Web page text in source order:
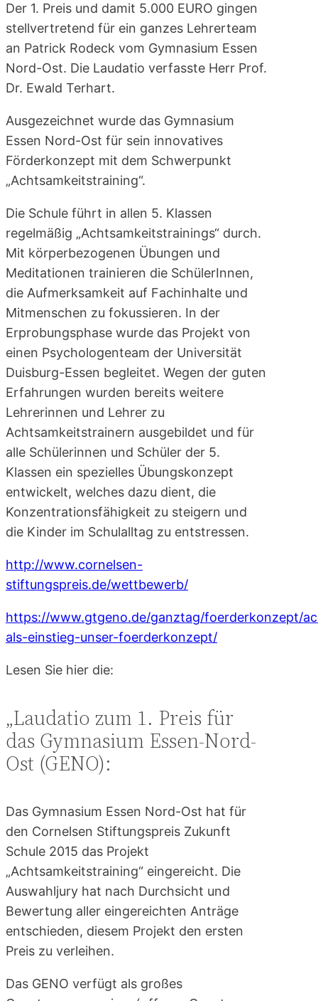
Der 1. Preis und damit 5.000 EURO gingen
stellvertretend für ein ganzes Lehrerteam
an Patrick Rodeck vom Gymnasium Essen
Nord-Ost. Die Laudatio verfasste Herr Prof.
Dr. Ewald Terhart.
Ausgezeichnet wurde das Gymnasium
Essen Nord-Ost für sein innovatives
Förderkonzept mit dem Schwerpunkt
„Achtsamkeitstraining“.
Die Schule führt in allen 5. Klassen
regelmäßig „Achtsamkeitstrainings“ durch.
Mit körperbezogenen Übungen und
Meditationen trainieren die SchülerInnen,
die Aufmerksamkeit auf Fachinhalte und
Mitmenschen zu fokussieren. In der
Erprobungsphase wurde das Projekt von
einen Psychologenteam der Universität
Duisburg-Essen begleitet. Wegen der guten
Erfahrungen wurden bereits weitere
Lehrerinnen und Lehrer zu
Achtsamkeitstrainern ausgebildet und für
alle Schülerinnen und Schüler der 5.
Klassen ein spezielles Übungskonzept
entwickelt, welches dazu dient, die
Konzentrationsfähigkeit zu steigern und
die Kinder im Schulalltag zu entstressen.
http://www.cornelsen-
stiftungspreis.de/wettbewerb/
https://www.gtgeno.de/ganztag/foerderkonzept/
als-einstieg-unser-foerderkonzept/
Lesen Sie hier die:
„Laudatio zum 1. Preis für
das Gymnasium Essen-Nord-
Ost (GENO):
Das Gymnasium Essen Nord-Ost hat für
den Cornelsen Stiftungspreis Zukunft
Schule 2015 das Projekt
„Achtsamkeitstraining“ eingereicht. Die
Auswahljury hat nach Durchsicht und
Bewertung aller eingereichten Anträge
entschieden, diesem Projekt den ersten
Preis zu verleihen.
Das GENO verfügt als großes